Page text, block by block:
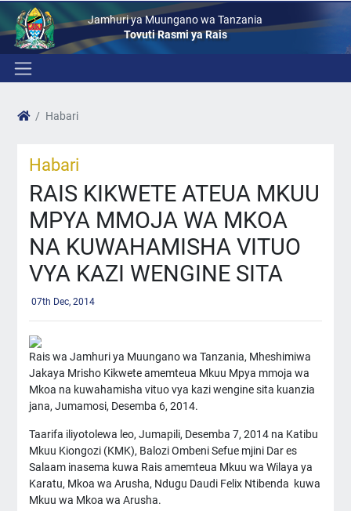
Jamhuri ya Muungano wa Tanzania
Tovuti Rasmi ya Rais
Habari
Habari
RAIS KIKWETE ATEUA MKUU
MPYA MMOJA WA MKOA
NA KUWAHAMISHA VITUO
VYA KAZI WENGINE SITA
07th Dec, 2014
Rais wa Jamhuri ya Muungano wa Tanzania, Mheshimiwa
Jakaya Mrisho Kikwete amemteua Mkuu Mpya mmoja wa
Mkoa na kuwahamisha vituo vya kazi wengine sita kuanzia
jana, Jumamosi, Desemba 6, 2014.
Taarifa iliyotolewa leo, Jumapili, Desemba 7, 2014 na Katibu
Mkuu Kiongozi (KMK), Balozi Ombeni Sefue mjini Dar es
Salaam inasema kuwa Rais amemteua Mkuu wa Wilaya ya
Karatu, Mkoa wa Arusha, Ndugu Daudi Felix Ntibenda kuwa
Mkuu wa Mkoa wa Arusha.